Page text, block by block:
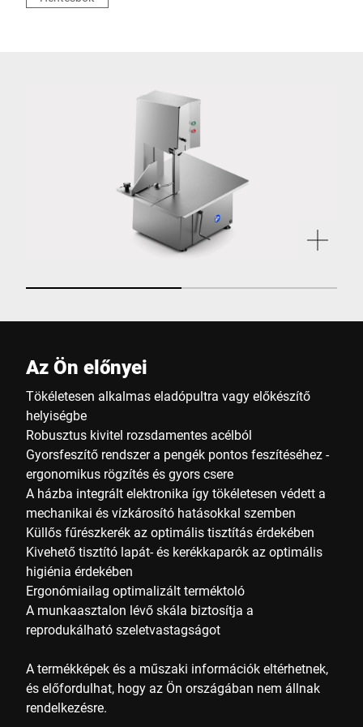
Az Ön előnyei
Tökéletesen alkalmas eladópultra vagy előkészítő
helyiségbe
Robusztus kivitel rozsdamentes acélból
Gyorsfeszítő rendszer a pengék pontos feszítéséhez -
ergonomikus rögzítés és gyors csere
A házba integrált elektronika így tökéletesen védett a
mechanikai és vízkárosító hatásokkal szemben
Küllős fűrészkerék az optimális tisztítás érdekében
Kivehető tisztító lapát- és kerékkaparók az optimális
higiénia érdekében
Ergonómiailag optimalizált terméktoló
A munkaasztalon lévő skála biztosítja a
reprodukálható szeletvastagságot
A termékképek és a műszaki információk eltérhetnek,
és előfordulhat, hogy az Ön országában nem állnak
rendelkezésre.